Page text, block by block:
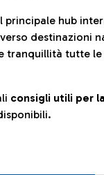
principale hub
destinazioni
tutte
consigli utili per